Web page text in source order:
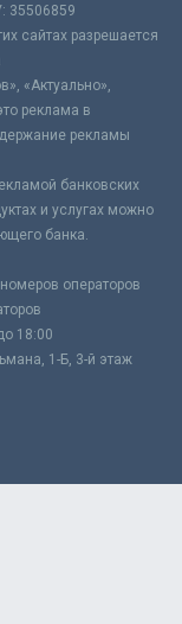
35506859
сайтах разрешается
«Актуально»,
реклама в
рекламы
банковских
и услугах можно
банка.
операторов
18:00
1-Б, 3-й этаж